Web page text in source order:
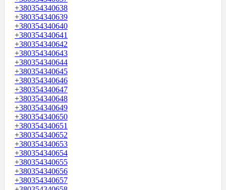
+380354340638
+380354340639
+380354340640
+380354340641
+380354340642
+380354340643
+380354340644
+380354340645
+380354340646
+380354340647
+380354340648
+380354340649
+380354340650
+380354340651
+380354340652
+380354340653
+380354340654
+380354340655
+380354340656
+380354340657